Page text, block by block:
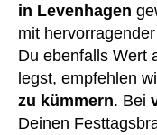
in Levenhagen
mit
Du ebenfalls Wert
legst, empfehlen
zu kümmern. Bei
Deinen